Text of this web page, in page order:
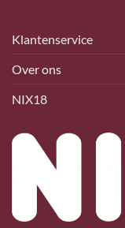
Klantenservice
Over ons
NIX18